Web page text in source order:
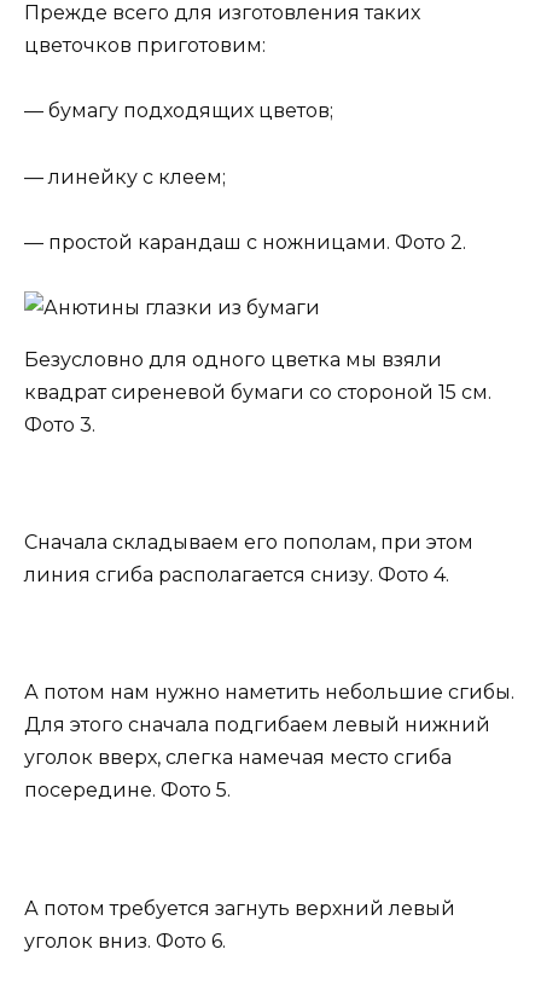
Прежде всего для изготовления таких
цветочков приготовим:
— бумагу подходящих цветов;
— линейку с клеем;
— простой карандаш с ножницами. Фото 2.
Безусловно для одного цветка мы взяли
квадрат сиреневой бумаги со стороной 15 см.
Фото 3.
Сначала складываем его пополам, при этом
линия сгиба располагается снизу. Фото 4.
А потом нам нужно наметить небольшие сгибы.
Для этого сначала подгибаем левый нижний
уголок вверх, слегка намечая место сгиба
посередине. Фото 5.
А потом требуется загнуть верхний левый
уголок вниз. Фото 6.